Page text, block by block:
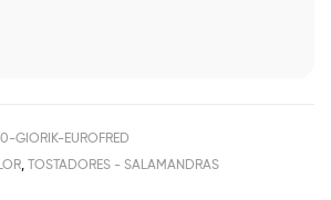
GIORIK-EUROFRED
TOSTADORES - SALAMANDRAS